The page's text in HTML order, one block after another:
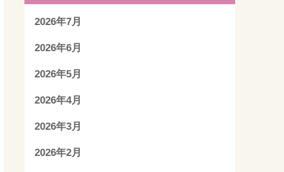
2026年7月
2026年6月
2026年5月
2026年4月
2026年3月
2026年2月